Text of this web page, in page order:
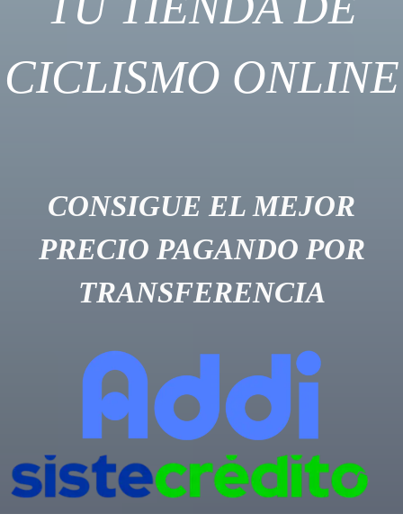
CICLISMO ONLINE
CONSIGUE EL MEJOR
PRECIO PAGANDO POR
TRANSFERENCIA